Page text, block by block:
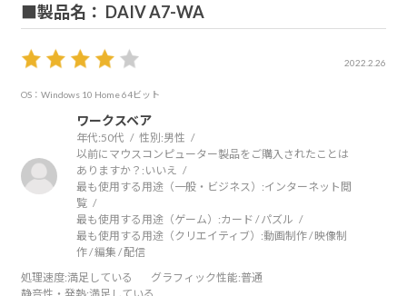
■製品名： DAIV A7-WA
2022.2.26
OS：Windows 10 Home 64ビット
ワークスベア
年代:50代 性別:男性
以前にマウスコンピューター製品をご購入されたことは
ありますか？: いいえ
最も使用する用途（一般・ビジネス）:インターネット閲
覧
最も使用する用途（ゲーム）:カード / パズル
最も使用する用途（クリエイティブ）:動画制作 / 映像制
作 / 編集 / 配信
処理速度:満足している グラフィック性能:普通